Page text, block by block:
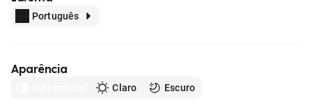
Português
Aparência
Claro Escuro